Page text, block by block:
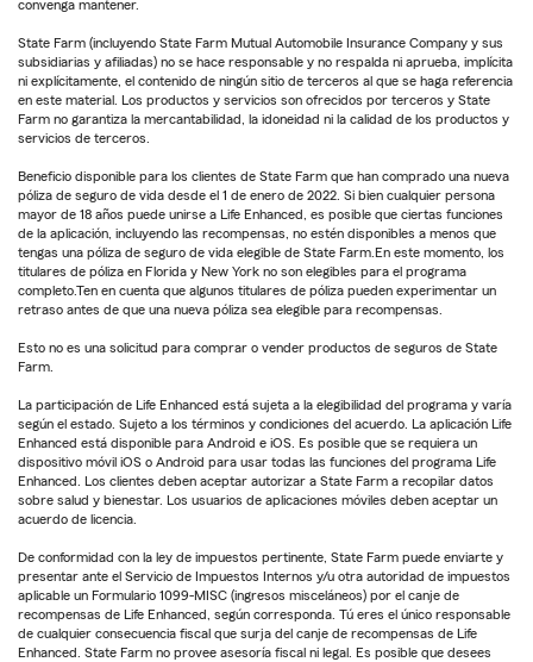
convenga mantener.
State Farm (incluyendo State Farm Mutual Automobile Insurance Company y sus
subsidiarias y afiliadas) no se hace responsable y no respalda ni aprueba, implícita
ni explícitamente, el contenido de ningún sitio de terceros al que se haga referencia
en este material. Los productos y servicios son ofrecidos por terceros y State
Farm no garantiza la mercantabilidad, la idoneidad ni la calidad de los productos y
servicios de terceros.
Beneficio disponible para los clientes de State Farm que han comprado una nueva
póliza de seguro de vida desde el 1 de enero de 2022. Si bien cualquier persona
mayor de 18 años puede unirse a Life Enhanced, es posible que ciertas funciones
de la aplicación, incluyendo las recompensas, no estén disponibles a menos que
tengas una póliza de seguro de vida elegible de State Farm.En este momento, los
titulares de póliza en Florida y New York no son elegibles para el programa
completo.Ten en cuenta que algunos titulares de póliza pueden experimentar un
retraso antes de que una nueva póliza sea elegible para recompensas.
Esto no es una solicitud para comprar o vender productos de seguros de State
Farm.
La participación de Life Enhanced está sujeta a la elegibilidad del programa y varía
según el estado. Sujeto a los términos y condiciones del acuerdo. La aplicación Life
Enhanced está disponible para Android e iOS. Es posible que se requiera un
dispositivo móvil iOS o Android para usar todas las funciones del programa Life
Enhanced. Los clientes deben aceptar autorizar a State Farm a recopilar datos
sobre salud y bienestar. Los usuarios de aplicaciones móviles deben aceptar un
acuerdo de licencia.
De conformidad con la ley de impuestos pertinente, State Farm puede enviarte y
presentar ante el Servicio de Impuestos Internos y/u otra autoridad de impuestos
aplicable un Formulario 1099-MISC (ingresos misceláneos) por el canje de
recompensas de Life Enhanced, según corresponda. Tú eres el único responsable
de cualquier consecuencia fiscal que surja del canje de recompensas de Life
Enhanced. State Farm no provee asesoría fiscal ni legal. Es posible que desees